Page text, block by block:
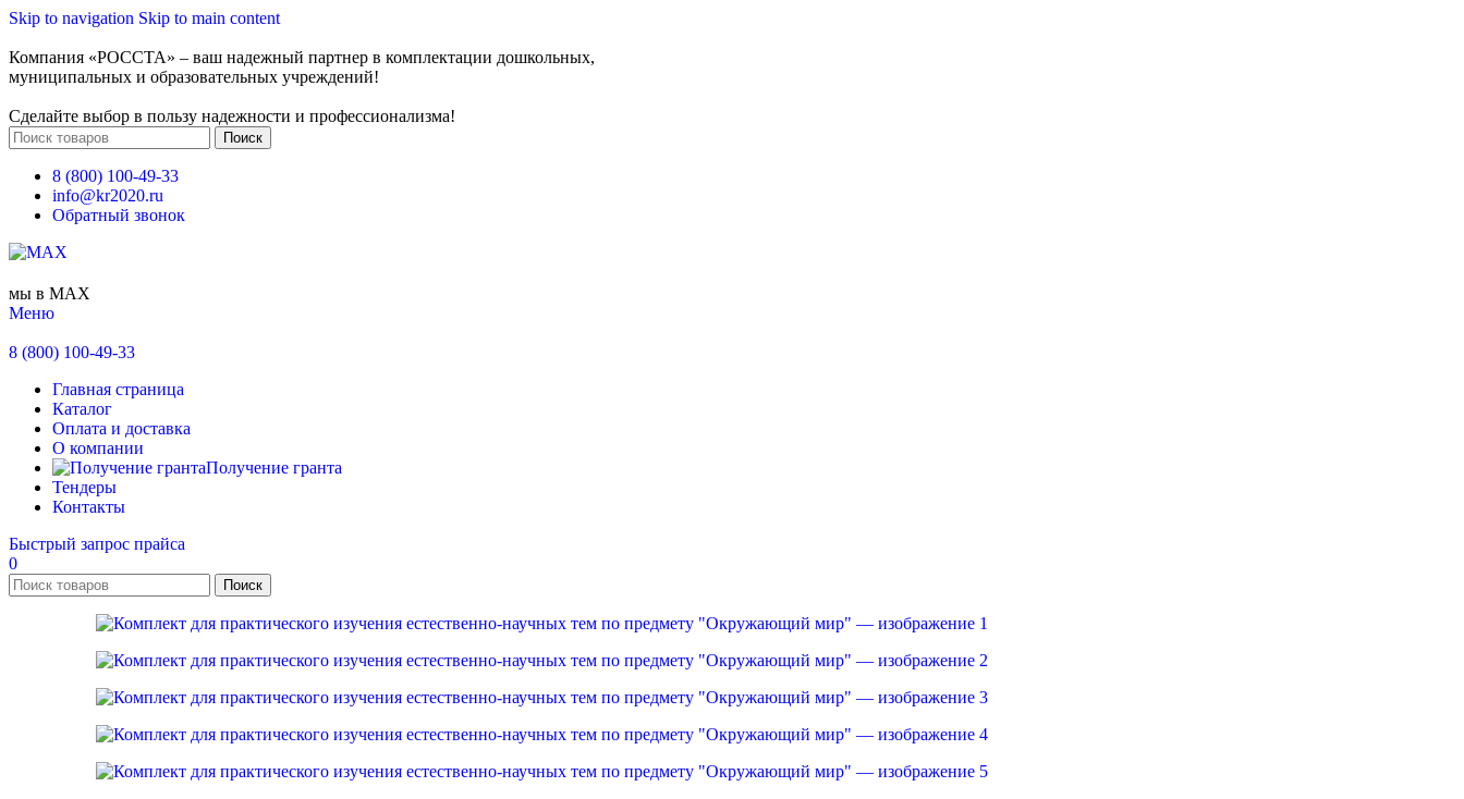
Skip to navigation Skip to main content
Компания «РОССТА» – ваш надежный партнер в комплектации дошкольных,
муниципальных и образовательных учреждений!
Сделайте выбор в пользу надежности и профессионализма!
Поиск
8 (800) 100-49-33
info@kr2020.ru
Обратный звонок
мы в MAX
Меню
8 (800) 100-49-33
Главная страница
Каталог
Оплата и доставка
О компании
Получение гранта
Тендеры
Контакты
Быстрый запрос прайса
0
Поиск